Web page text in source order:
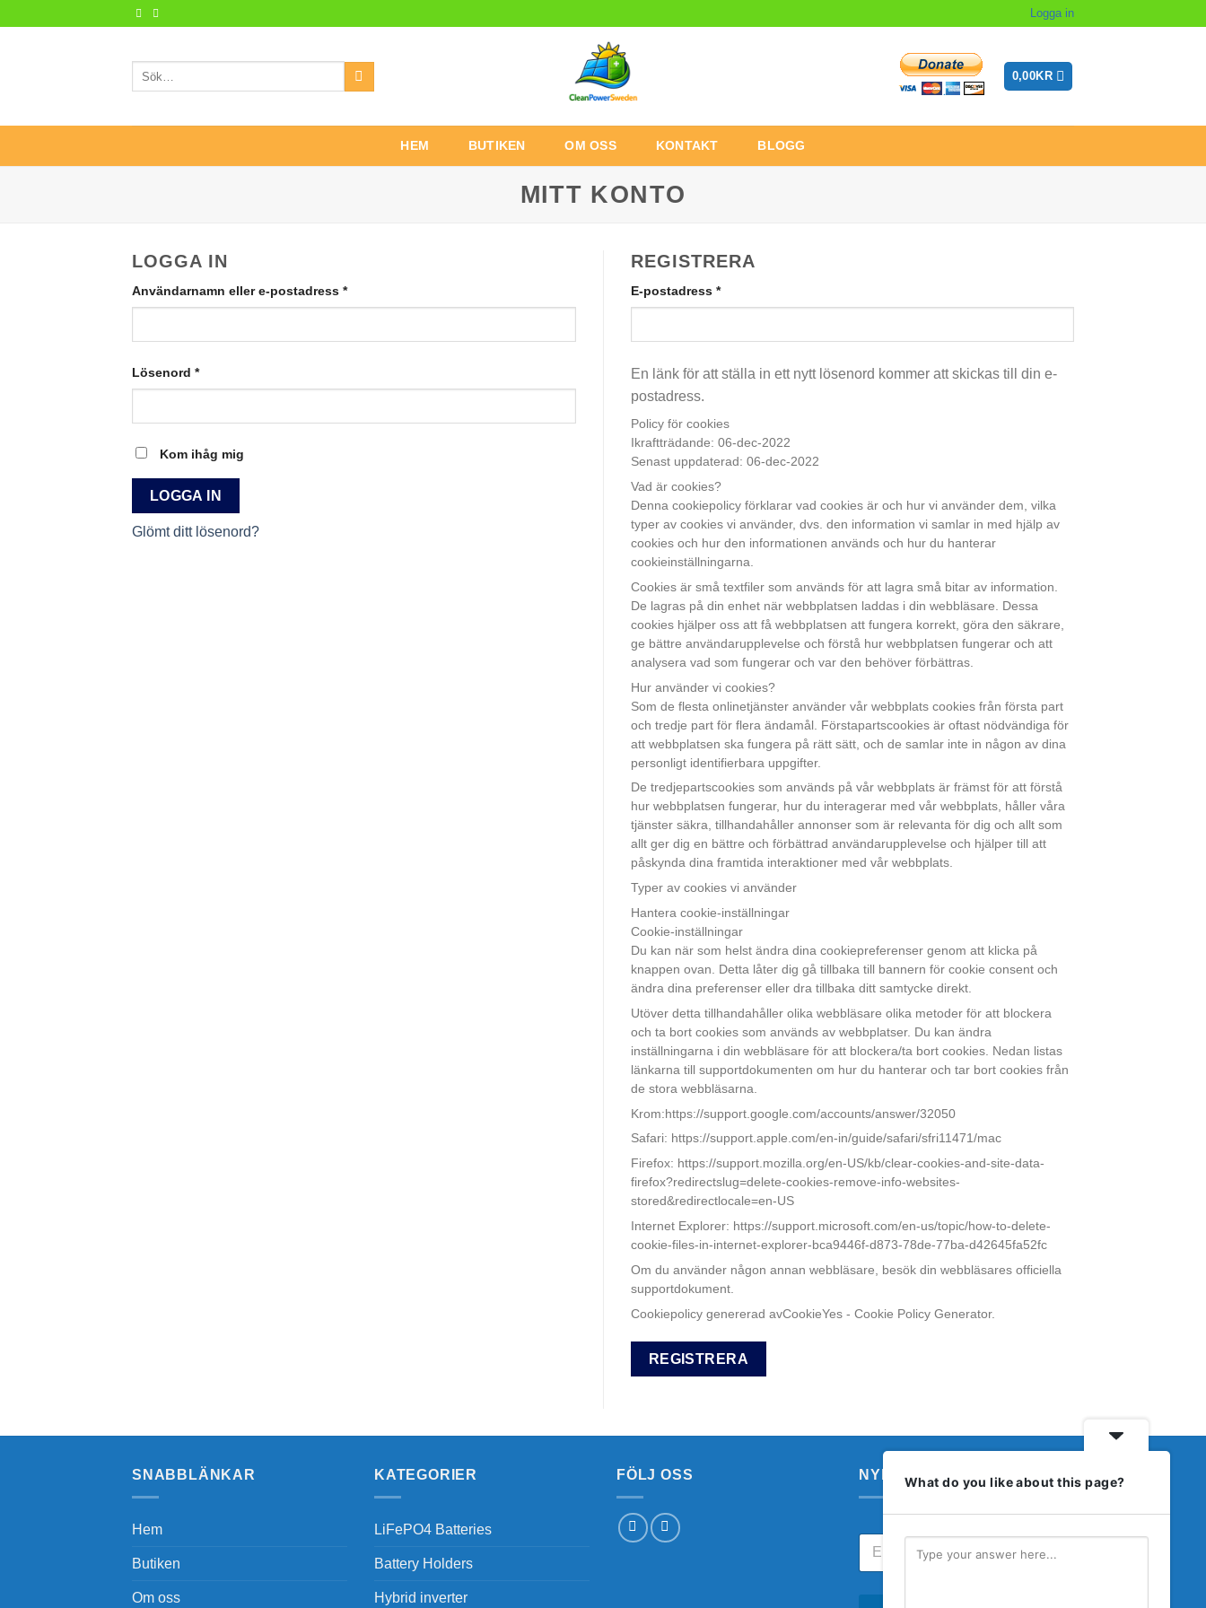
Logga in
0,00KR
HEM BUTIKEN OM OSS KONTAKT BLOGG
MITT KONTO
LOGGA IN
Användarnamn eller e-postadress *
Lösenord *
Kom ihåg mig
LOGGA IN
Glömt ditt lösenord?
REGISTRERA
E-postadress *
En länk för att ställa in ett nytt lösenord kommer att skickas till din e-
postadress.
Policy för cookies
Ikraftträdande: 06-dec-2022
Senast uppdaterad: 06-dec-2022
Vad är cookies?
Denna cookiepolicy förklarar vad cookies är och hur vi använder dem, vilka
typer av cookies vi använder, dvs. den information vi samlar in med hjälp av
cookies och hur den informationen används och hur du hanterar
cookieinställningarna.
Cookies är små textfiler som används för att lagra små bitar av information.
De lagras på din enhet när webbplatsen laddas i din webbläsare. Dessa
cookies hjälper oss att få webbplatsen att fungera korrekt, göra den säkrare,
ge bättre användarupplevelse och förstå hur webbplatsen fungerar och att
analysera vad som fungerar och var den behöver förbättras.
Hur använder vi cookies?
Som de flesta onlinetjänster använder vår webbplats cookies från första part
och tredje part för flera ändamål. Förstapartscookies är oftast nödvändiga för
att webbplatsen ska fungera på rätt sätt, och de samlar inte in någon av dina
personligt identifierbara uppgifter.
De tredjepartscookies som används på vår webbplats är främst för att förstå
hur webbplatsen fungerar, hur du interagerar med vår webbplats, håller våra
tjänster säkra, tillhandahåller annonser som är relevanta för dig och allt som
allt ger dig en bättre och förbättrad användarupplevelse och hjälper till att
påskynda dina framtida interaktioner med vår webbplats.
Typer av cookies vi använder
Hantera cookie-inställningar
Cookie-inställningar
Du kan när som helst ändra dina cookiepreferenser genom att klicka på
knappen ovan. Detta låter dig gå tillbaka till bannern för cookie consent och
ändra dina preferenser eller dra tillbaka ditt samtycke direkt.
Utöver detta tillhandahåller olika webbläsare olika metoder för att blockera
och ta bort cookies som används av webbplatser. Du kan ändra
inställningarna i din webbläsare för att blockera/ta bort cookies. Nedan listas
länkarna till supportdokumenten om hur du hanterar och tar bort cookies från
de stora webbläsarna.
Krom:https://support.google.com/accounts/answer/32050
Safari: https://support.apple.com/en-in/guide/safari/sfri11471/mac
Firefox: https://support.mozilla.org/en-US/kb/clear-cookies-and-site-data-
firefox?redirectslug=delete-cookies-remove-info-websites-
stored&redirectlocale=en-US
Internet Explorer: https://support.microsoft.com/en-us/topic/how-to-delete-
cookie-files-in-internet-explorer-bca9446f-d873-78de-77ba-d42645fa52fc
Om du använder någon annan webbläsare, besök din webbläsares officiella
supportdokument.
Cookiepolicy genererad avCookieYes - Cookie Policy Generator.
REGISTRERA
SNABBLÄNKAR
Hem
Butiken
Om oss
KATEGORIER
LiFePO4 Batteries
Battery Holders
Hybrid inverter
FÖLJ OSS NYHETSBREV
E
a
What do you like about this page?